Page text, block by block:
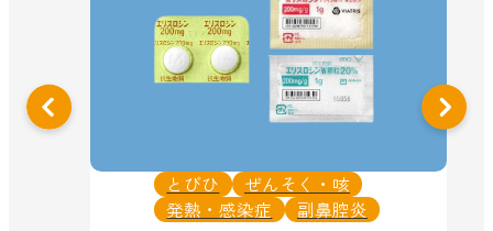
とびひ
ぜんそく・咳
発熱・感染症
副鼻腔炎